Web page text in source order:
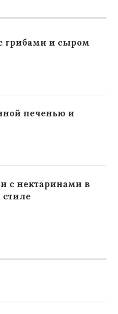
грибами и сыром
печенью и
с нектаринами в
стиле